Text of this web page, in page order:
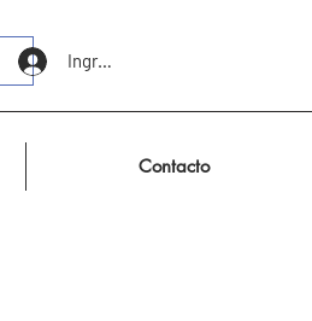
Ingresar
Contacto